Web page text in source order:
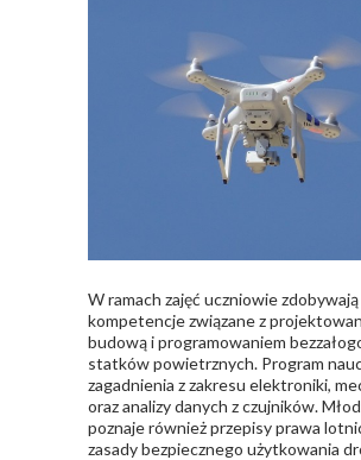
W ramach zajęć uczniowie
kompetencje związane z
budową i programowaniem
statków powietrznych. Program
zagadnienia z zakresu elektroniki,
oraz analizy danych z czujników.
poznaje również przepisy prawa
zasady bezpiecznego użytkowania